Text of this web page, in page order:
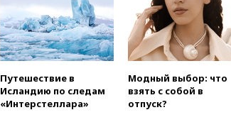
вчера, 23:35Лукашенко
объяснил экономическую
выгоду безвизового режима с
ЕС
вчера, 22:59На башню
ресторана «Армения» в
Москве вернут утраченную
Путешествие в
Исландию по следам
«Интерстеллара»
Модный выбор: что
взять с собой в
отпуск?